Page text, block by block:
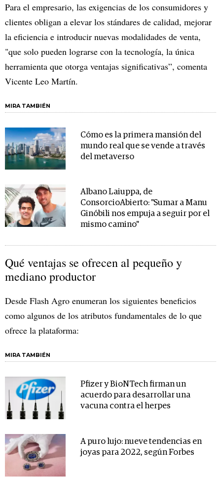
Para el empresario, las exigencias de los consumidores y
clientes obligan a elevar los stándares de calidad, mejorar
la eficiencia e introducir nuevas modalidades de venta,
"que solo pueden lograrse con la tecnología, la única
herramienta que otorga ventajas significativas”, comenta
Vicente Leo Martín.
MIRA TAMBIÉN
Cómo es la primera mansión del
mundo real que se vende a través
del metaverso
Albano Laiuppa, de
ConsorcioAbierto: "Sumar a Manu
Ginóbili nos empuja a seguir por el
mismo camino"
Qué ventajas se ofrecen al pequeño y
mediano productor
Desde Flash Agro enumeran los siguientes beneficios
como algunos de los atributos fundamentales de lo que
ofrece la plataforma:
MIRA TAMBIÉN
Pfizer y BioNTech firman un
acuerdo para desarrollar una
vacuna contra el herpes
A puro lujo: nueve tendencias en
joyas para 2022, según Forbes